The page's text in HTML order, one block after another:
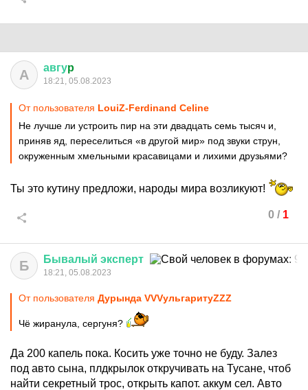
А авгуp
18:21, 05.08.2023
От пользователя LouiZ-Ferdinand Celine
Не лучше ли устроить пир на эти двадцать семь тысяч и,
приняв яд, переселиться «в другой мир» под звуки струн,
окруженным хмельными красавицами и лихими друзьями?
Ты это кутину предложи, народы мира возликуют!
0 / 1
Б Бывалый эксперт
18:21, 05.08.2023
От пользователя Дурында VVVульгаритуZZZ
Чё жиранула, сергуня?
Да 200 капель пока. Косить уже точно не буду. Залез
под авто сына, плдкрылок откручивать на Тусане, чтоб
найти секретный трос, открыть капот. аккум сел. Авто